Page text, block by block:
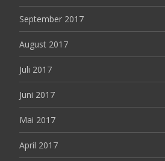
September 2017
August 2017
Juli 2017
Juni 2017
Mai 2017
April 2017